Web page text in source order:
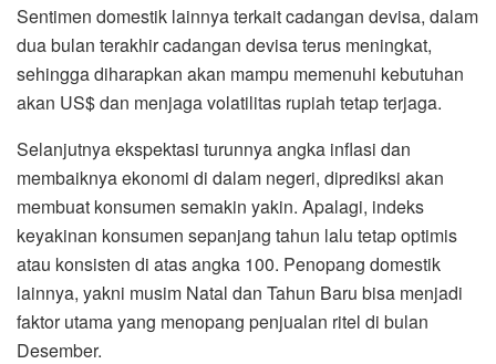
Sentimen domestik lainnya terkait cadangan devisa, dalam
dua bulan terakhir cadangan devisa terus meningkat,
sehingga diharapkan akan mampu memenuhi kebutuhan
akan US$ dan menjaga volatilitas rupiah tetap terjaga.
Selanjutnya ekspektasi turunnya angka inflasi dan
membaiknya ekonomi di dalam negeri, diprediksi akan
membuat konsumen semakin yakin. Apalagi, indeks
keyakinan konsumen sepanjang tahun lalu tetap optimis
atau konsisten di atas angka 100. Penopang domestik
lainnya, yakni musim Natal dan Tahun Baru bisa menjadi
faktor utama yang menopang penjualan ritel di bulan
Desember.